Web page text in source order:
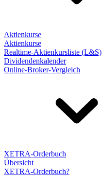
Aktienkurse
Aktienkurse
Realtime-Aktienkursliste (L&S)
Dividendenkalender
Online-Broker-Vergleich
XETRA-Orderbuch
Übersicht
XETRA-Orderbuch?